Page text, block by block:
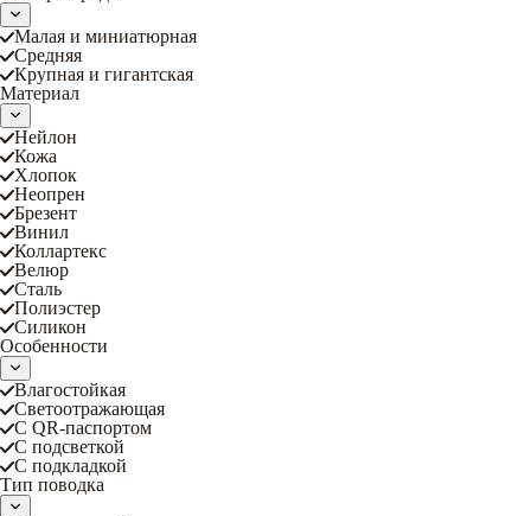
Малая и миниатюрная
Средняя
Крупная и гигантская
Материал
Нейлон
Кожа
Хлопок
Неопрен
Брезент
Винил
Коллартекс
Велюр
Сталь
Полиэстер
Силикон
Особенности
Влагостойкая
Светоотражающая
С QR-паспортом
С подсветкой
С подкладкой
Тип поводка